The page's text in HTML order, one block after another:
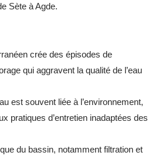
Sète à Agde.
crée des épisodes de
qui aggravent la qualité de l’eau
est souvent liée à l’environnement,
pratiques d’entretien inadaptées des
du bassin, notamment filtration et